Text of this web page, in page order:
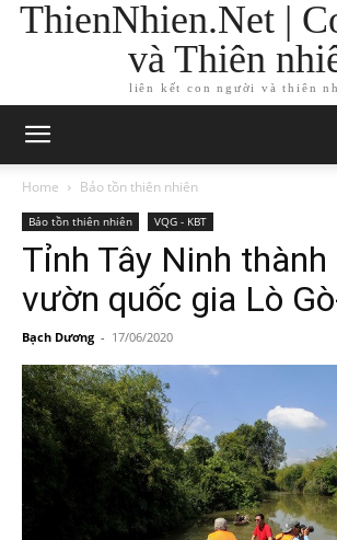
ThienNhien.Net |
và Thiên
liên kết con người và thiên
Home Bảo tồn thiên nhiên
Bảo tồn thiên nhiên VQG - KBT
Tỉnh Tây Ninh thành
vườn quốc gia Lò
Bạch Dương - 17/06/2020